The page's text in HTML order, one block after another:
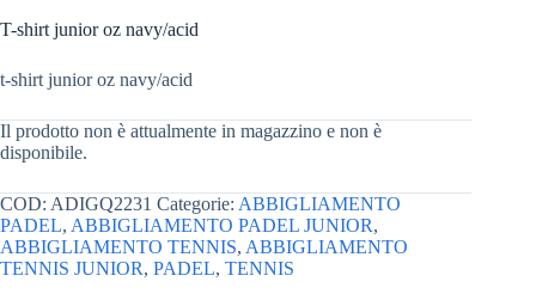
T-shirt junior oz navy/acid
t-shirt junior oz navy/acid
Il prodotto non è attualmente in magazzino e non è
disponibile.
COD: ADIGQ2231 Categorie: ABBIGLIAMENTO
PADEL, ABBIGLIAMENTO PADEL JUNIOR,
ABBIGLIAMENTO TENNIS, ABBIGLIAMENTO
TENNIS JUNIOR, PADEL, TENNIS